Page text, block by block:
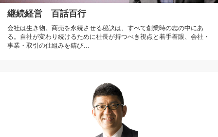
継続経営 百話百行
会社は生き物。商売を永続させる秘訣は、すべて創業時の志の中にあ
る。自社が変わり続けるために社長が持つべき視点と着手着眼、会社・
事業・取引の仕組みを錆び…